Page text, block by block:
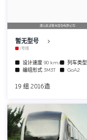
唐山轨道客车股份有限公司
暂无型号
1号线
设计速度 90 km/h 列车类型
编组形式 3M3T GoA2
19 组 2016造